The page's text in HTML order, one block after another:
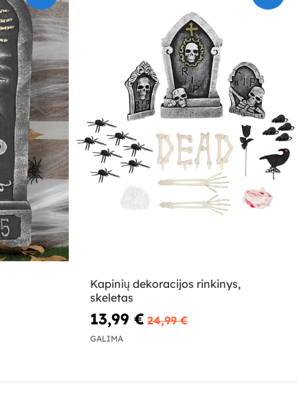
Kapinių dekoracijos rinkinys,
skeletas
13,99 € 24,99 €
GALIMA